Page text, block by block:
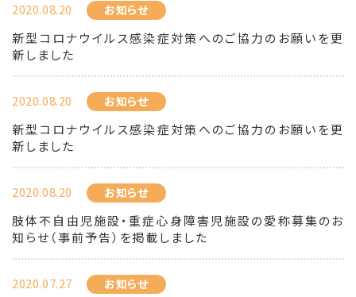
2020.08.20 お知らせ
新型コロナウイルス感染症対策へのご協力のお願いを更
新しました
2020.08.20 お知らせ
新型コロナウイルス感染症対策へのご協力のお願いを更
新しました
2020.08.20 お知らせ
肢体不自由児施設・重症心身障害児施設の愛称募集のお
知らせ（事前予告）を掲載しました
2020.07.27 お知らせ